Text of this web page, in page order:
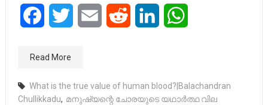
FacebookTwitter Email Reddit LinkedIn
Read More
What is the true value of human blood?|Balachandran
Chullikkadu, മനുഷ്യന്റെ ചോരയുടെ യഥാർത്ഥ വില